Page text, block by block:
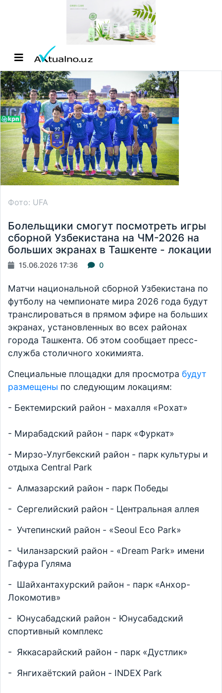
Фото: UFA
Болельщики смогут посмотреть игры
сборной Узбекистана на ЧМ-2026 на
больших экранах в Ташкенте - локации
15.06.2026 17:36 0
Матчи национальной сборной Узбекистана по
футболу на чемпионате мира 2026 года будут
транслироваться в прямом эфире на больших
экранах, установленных во всех районах
города Ташкента. Об этом сообщает пресс-
служба столичного хокимията.
Специальные площадки для просмотра будут
размещены по следующим локациям:
- Бектемирский район - махалля «Рохат»
- Мирабадский район - парк «Фуркат»
- Мирзо-Улугбекский район - парк культуры и
отдыха Central Park
- Алмазарский район - парк Победы
- Сергелийский район - Центральная аллея
- Учтепинский район - «Seoul Eco Park»
- Чиланзарский район - «Dream Park» имени
Гафура Гуляма
- Шайхантахурский район - парк «Анхор-
Локомотив»
- Юнусабадский район - Юнусабадский
спортивный комплекс
- Яккасарайский район - парк «Дустлик»
- Янгихаётский район - INDEX Park